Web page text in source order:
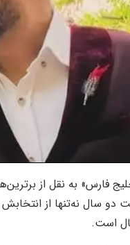
فارس» به نقل از
سال نه‌تنها از انتخابش
است.